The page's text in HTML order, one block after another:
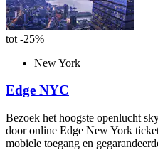
tot -25%
New York
Edge NYC
Bezoek het hoogste openlucht
door online Edge New York
mobiele toegang en